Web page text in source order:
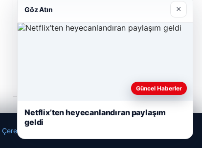
Çerez Politikamız
Göz Atın ×
Güncel Haberler
Netflix’ten heyecanlandıran paylaşım
geldi